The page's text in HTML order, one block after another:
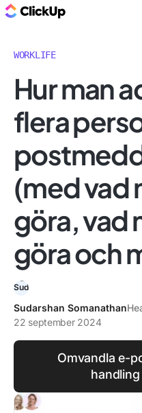
WORKLIFE
Hur man
flera
(med vad
göra, vad
göra och
Sudarshan Somanathan
22 september 2024
Omvandla e-